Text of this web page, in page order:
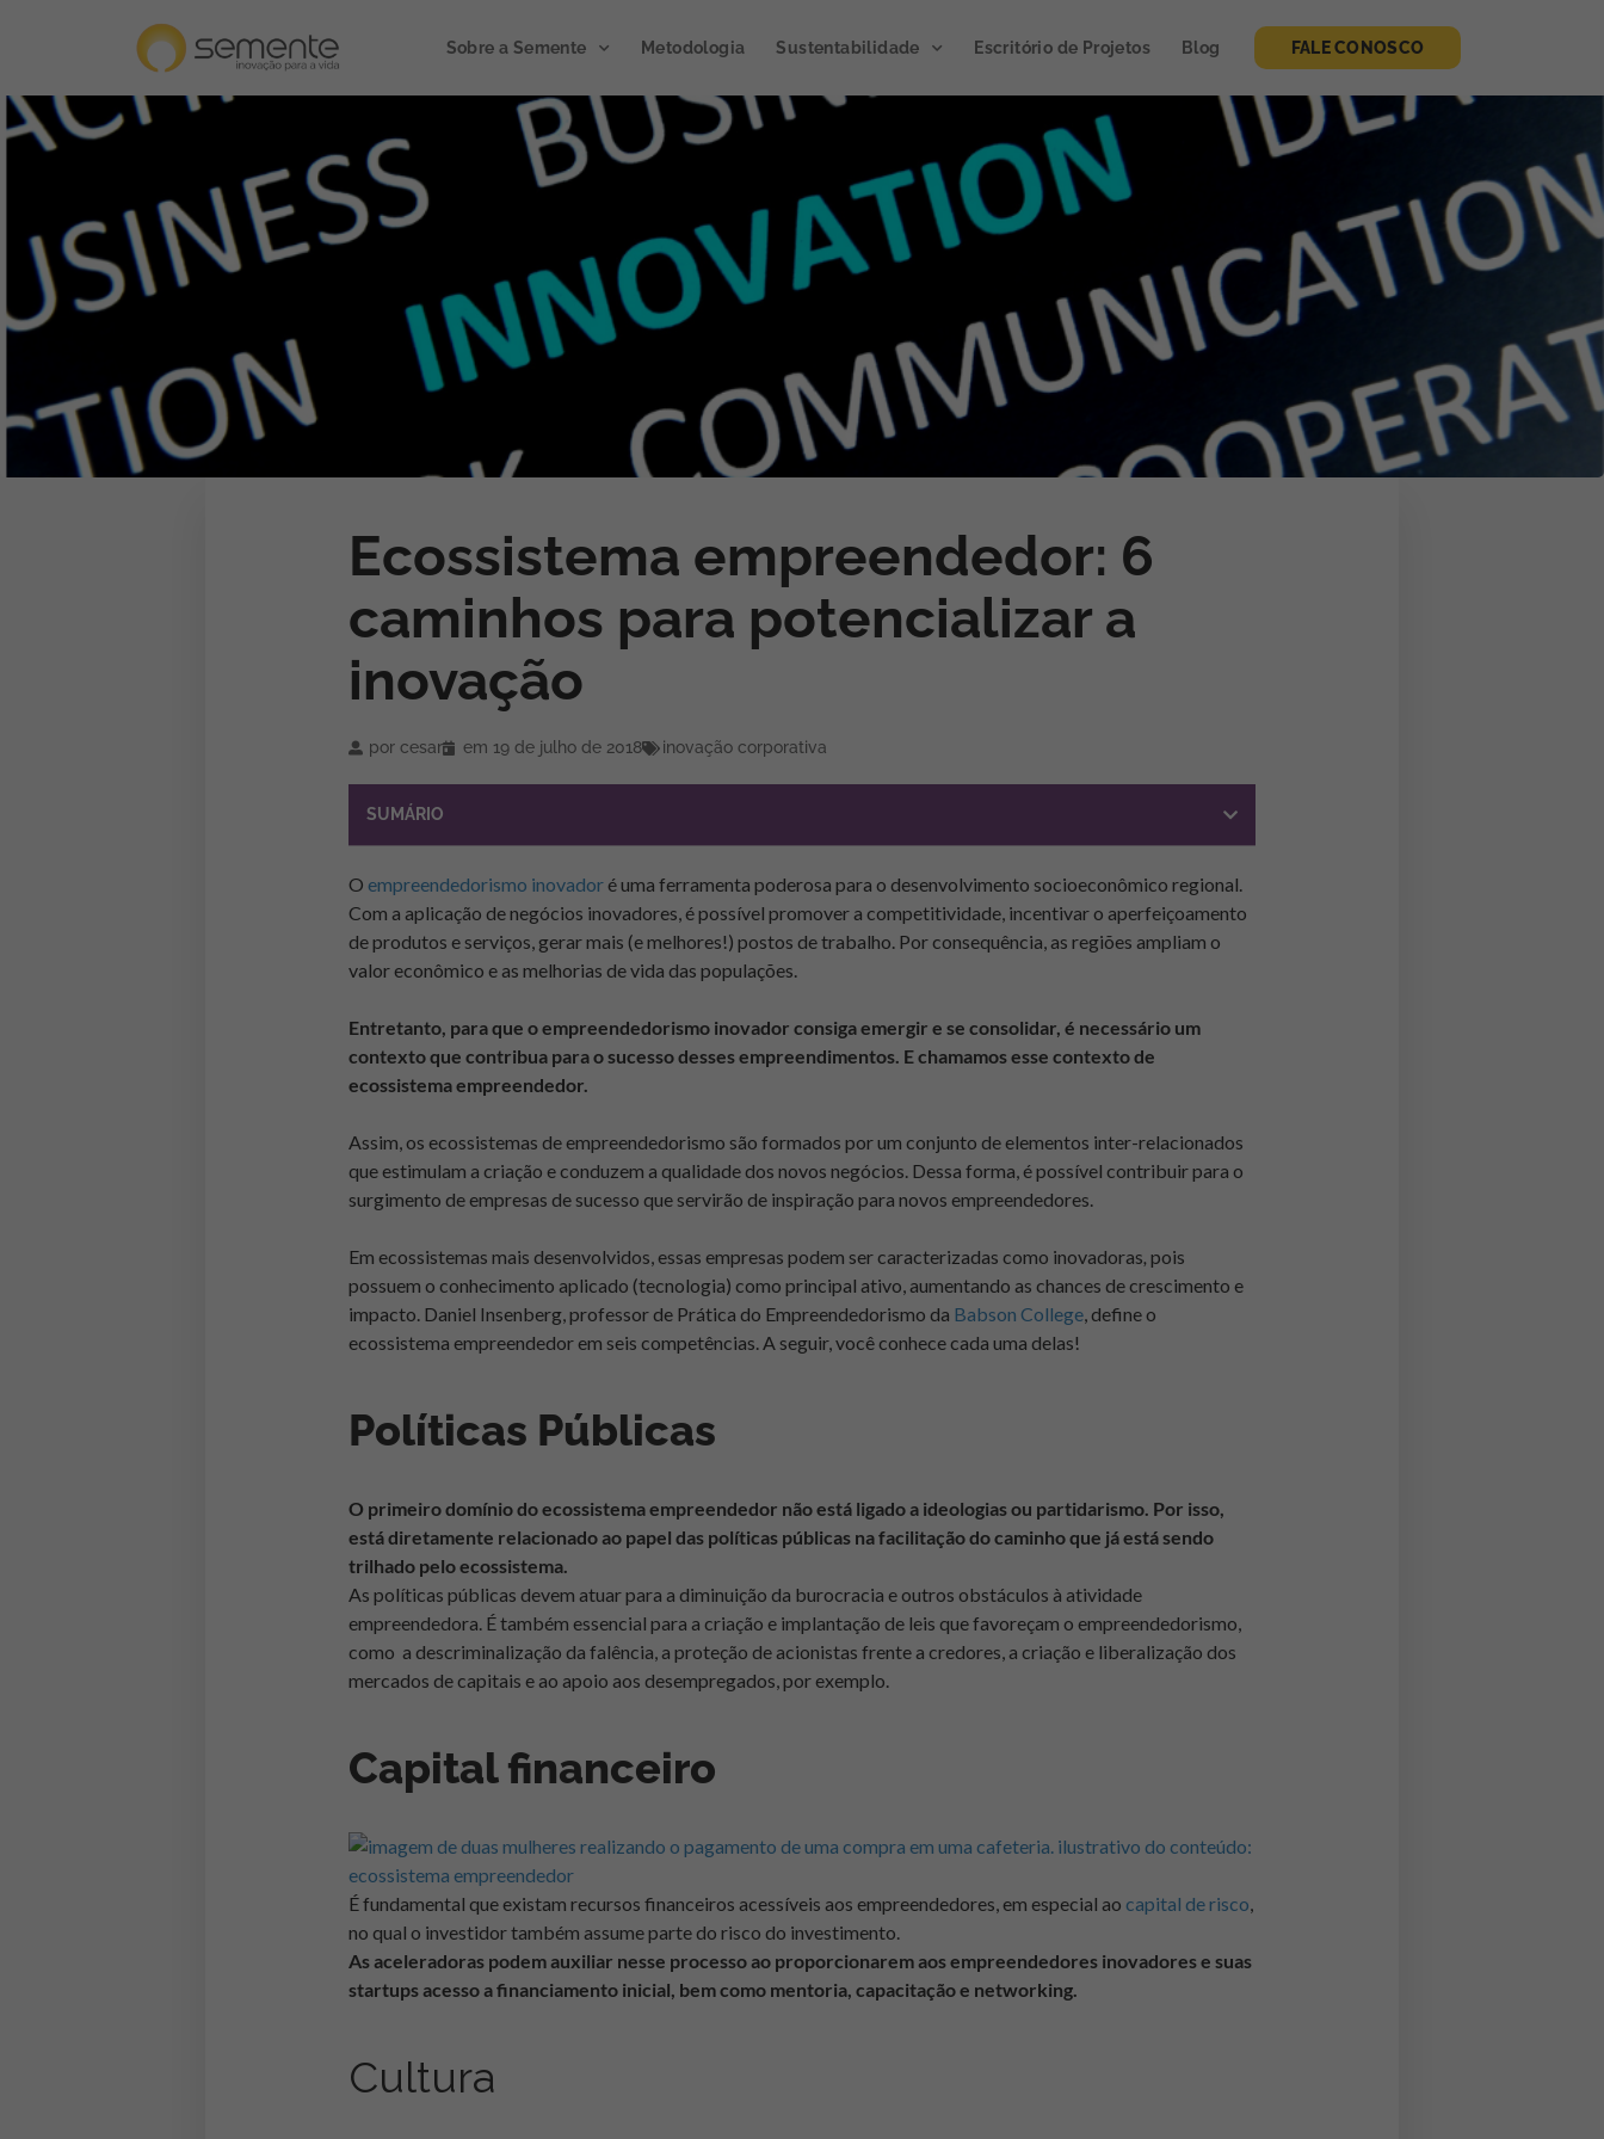
Sobre a Semente Metodologia Sustentabilidade Escritório de Projetos Blog FALE CONOSCO
Ecossistema empreendedor: 6
caminhos para potencializar a
inovação
por cesar em 19 de julho de 2018 inovação corporativa
SUMÁRIO
O empreendedorismo inovador é uma ferramenta poderosa para o desenvolvimento socioeconômico regional.
Com a aplicação de negócios inovadores, é possível promover a competitividade, incentivar o aperfeiçoamento
de produtos e serviços, gerar mais (e melhores!) postos de trabalho. Por consequência, as regiões ampliam o
valor econômico e as melhorias de vida das populações.
Entretanto, para que o empreendedorismo inovador consiga emergir e se consolidar, é necessário um
contexto que contribua para o sucesso desses empreendimentos. E chamamos esse contexto de
ecossistema empreendedor.
Assim, os ecossistemas de empreendedorismo são formados por um conjunto de elementos inter-relacionados
que estimulam a criação e conduzem a qualidade dos novos negócios. Dessa forma, é possível contribuir para o
surgimento de empresas de sucesso que servirão de inspiração para novos empreendedores.
Em ecossistemas mais desenvolvidos, essas empresas podem ser caracterizadas como inovadoras, pois
possuem o conhecimento aplicado (tecnologia) como principal ativo, aumentando as chances de crescimento e
impacto. Daniel Insenberg, professor de Prática do Empreendedorismo da Babson College, define o
ecossistema empreendedor em seis competências. A seguir, você conhece cada uma delas!
Políticas Públicas
O primeiro domínio do ecossistema empreendedor não está ligado a ideologias ou partidarismo. Por isso,
está diretamente relacionado ao papel das políticas públicas na facilitação do caminho que já está sendo
trilhado pelo ecossistema.
As políticas públicas devem atuar para a diminuição da burocracia e outros obstáculos à atividade
empreendedora. É também essencial para a criação e implantação de leis que favoreçam o empreendedorismo,
como a descriminalização da falência, a proteção de acionistas frente a credores, a criação e liberalização dos
mercados de capitais e ao apoio aos desempregados, por exemplo.
Capital financeiro
É fundamental que existam recursos financeiros acessíveis aos empreendedores, em especial ao capital de risco,
no qual o investidor também assume parte do risco do investimento.
As aceleradoras podem auxiliar nesse processo ao proporcionarem aos empreendedores inovadores e suas
startups acesso a financiamento inicial, bem como mentoria, capacitação e networking.
Cultura